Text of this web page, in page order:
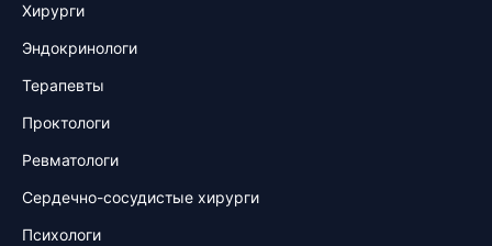
Хирурги
Эндокринологи
Терапевты
Проктологи
Ревматологи
Сердечно-сосудистые хирурги
Психологи